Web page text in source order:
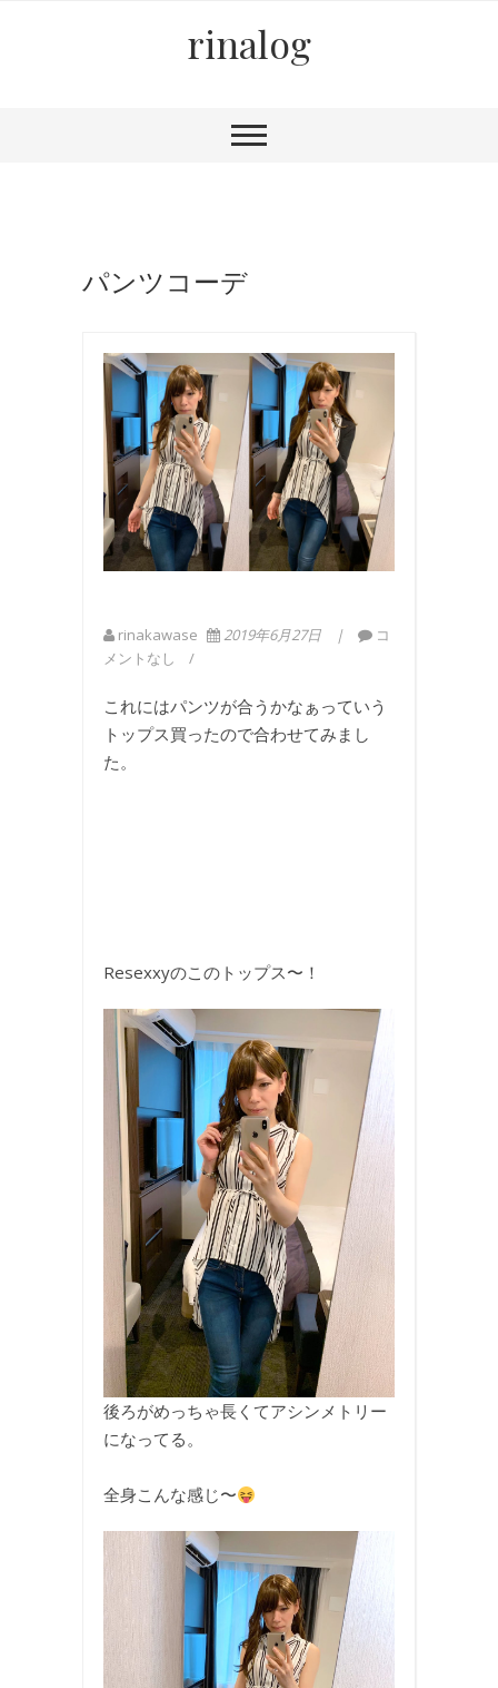
rinalog
パンツコーデ
rinakawase 2019年6月27日
コ
メントなし
これにはパンツが合うかなぁっていう
トップス買ったので合わせてみまし
た。
Resexxyのこのトップス〜！
後ろがめっちゃ長くてアシンメトリー
になってる。
全身こんな感じ〜